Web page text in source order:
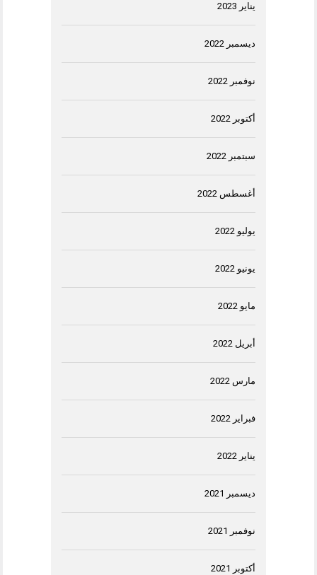
يناير 2023
ديسمبر 2022
نوفمبر 2022
أكتوبر 2022
سبتمبر 2022
أغسطس 2022
يوليو 2022
يونيو 2022
مايو 2022
أبريل 2022
مارس 2022
فبراير 2022
يناير 2022
ديسمبر 2021
نوفمبر 2021
أكتوبر 2021